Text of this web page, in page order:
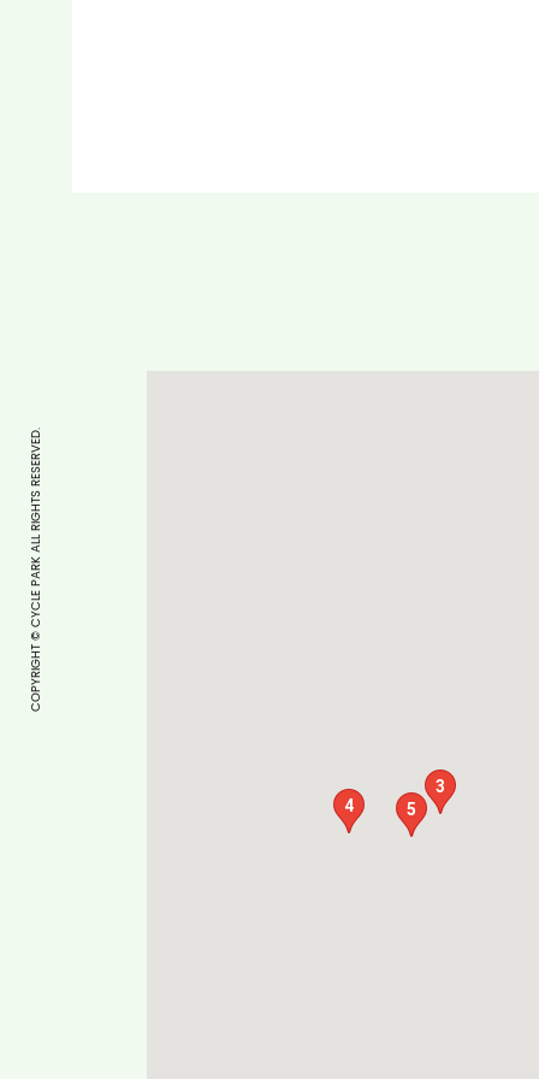
3
4
5
COPYRIGHT © CYCLE PARK ALL RIGHTS RESERVED.